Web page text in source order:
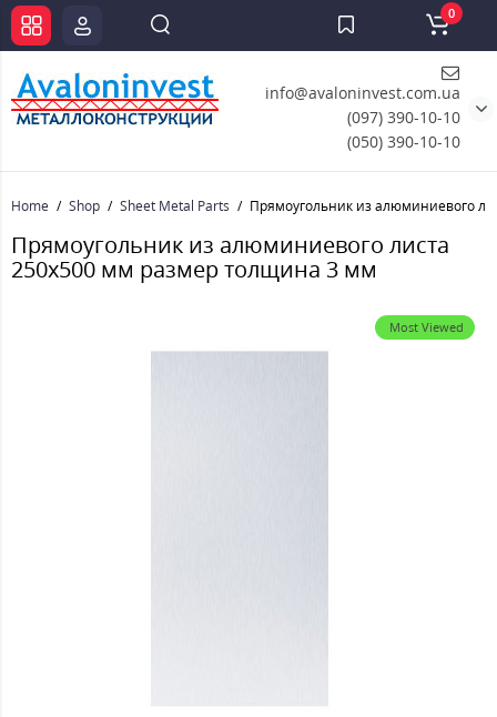
info@avaloninvest.com.ua
(097) 390-10-10
(050) 390-10-10
0
Home Shop Sheet Metal Parts Прямоугольник из алюминиевого
Прямоугольник из алюминиевого листа
250х500 мм размер толщина 3 мм
Most Viewed